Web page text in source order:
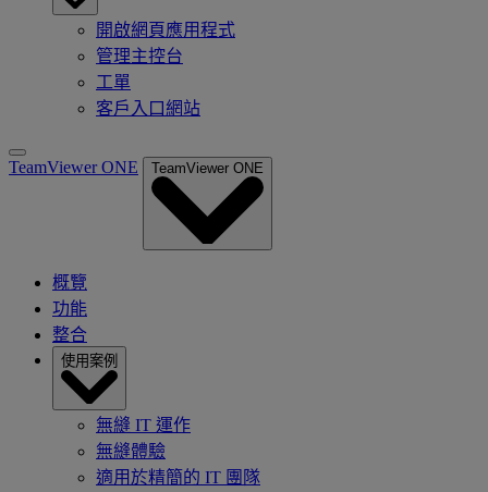
開啟網頁應用程式
管理主控台
工單
客戶入口網站
TeamViewer ONE TeamViewer ONE
概覽
功能
整合
使用案例
無縫 IT 運作
無縫體驗
適用於精簡的 IT 團隊